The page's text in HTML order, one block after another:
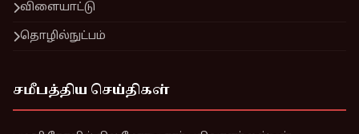
விளையாட்டு
தொழில்நுட்பம்
சமீபத்திய செய்திகள்